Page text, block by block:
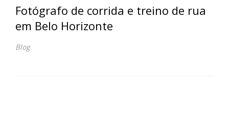
Fotógrafo de corrida e treino de rua
em Belo Horizonte
Blog